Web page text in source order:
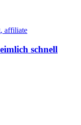
schnell